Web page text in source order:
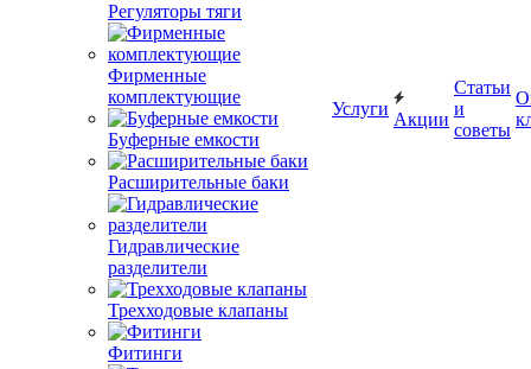
Регуляторы тяги
Фирменные
комплектующие
Буферные емкости
Расширительные баки
Гидравлические
разделители
Трехходовые клапаны
Фитинги
Услуги
Акции
Статьи
и
советы